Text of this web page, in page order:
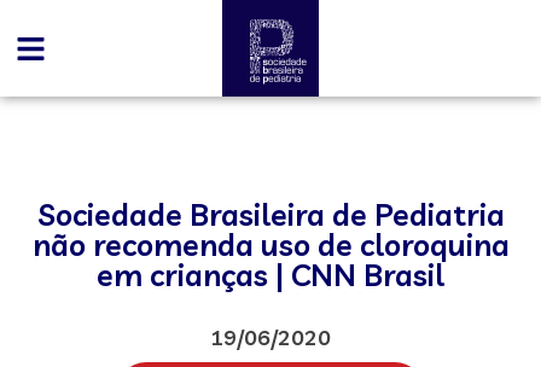
Sociedade Brasileira de Pediatria
não recomenda uso de cloroquina
em crianças | CNN Brasil
19/06/2020